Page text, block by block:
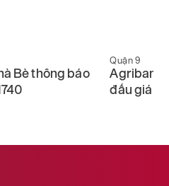
Bè thông báo
Quận 9
Agribank
đấu giá